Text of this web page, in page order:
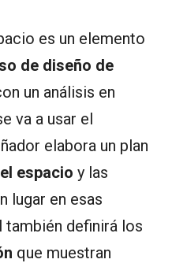
es un elemento
de diseño de
un análisis en
va a usar el
elabora un plan
espacio y las
lugar en esas
también definirá los
que muestran